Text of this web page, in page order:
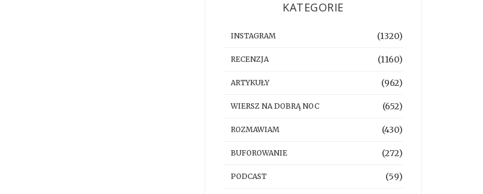
KATEGORIE
INSTAGRAM (1320)
RECENZJA (1160)
ARTYKUŁY (962)
WIERSZ NA DOBRĄ NOC (652)
ROZMAWIAM (430)
BUFOROWANIE (272)
PODCAST (59)